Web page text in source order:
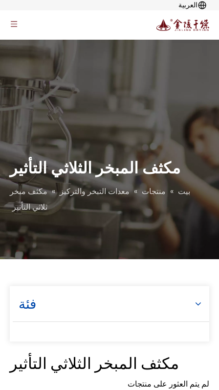
العربية
مكثف المبخر الثلاثي التأثير
بيت » منتجات » معدات التبخر والتركيز » مكثف مبخر
ثلاثي التأثير
فئة
مكثف المبخر الثلاثي التأثير
لم يتم العثور على منتجات